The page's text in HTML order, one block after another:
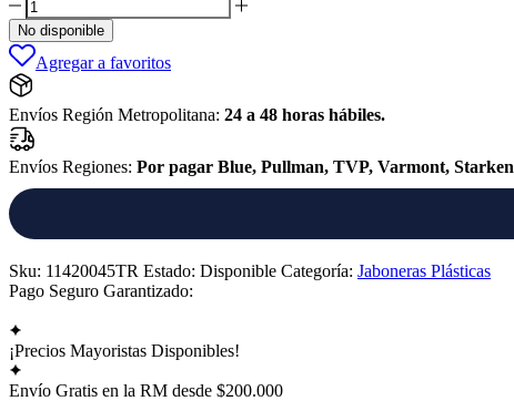
Spray
Botella
330
cc.
PET
(Colores)
cantidad
No disponible
Agregar a favoritos
Envíos Región Metropolitana: 24 a 48 horas hábiles.
Envíos Regiones: Por pagar Blue, Pullman, TVP, Varmont, Starken
Sku: 11420045TR Estado: Disponible Categoría: Jaboneras Plásticas
Pago Seguro Garantizado:
¡Precios Mayoristas Disponibles!
Envío Gratis en la RM desde $200.000